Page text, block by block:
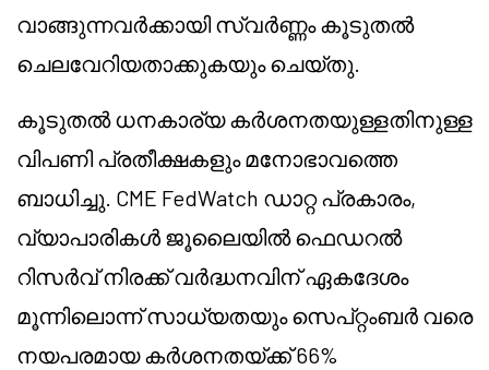
വാങ്ങുന്നവർക്കായി സ്വർണ്ണം കൂടുതൽ
ചെലവേറിയതാക്കുകയും ചെയ്തു.
കൂടുതൽ ധനകാര്യ കർശനതയുള്ളതിനുള്ള
വിപണി പ്രതീക്ഷകളും മനോഭാവത്തെ
ബാധിച്ചു. CME FedWatch ഡാറ്റ പ്രകാരം,
വ്യാപാരികൾ ജൂലൈയിൽ ഫെഡറൽ
റിസർവ് നിരക്ക് വർദ്ധനവിന് ഏകദേശം
മൂന്നിലൊന്ന് സാധ്യതയും സെപ്റ്റംബർ വരെ
നയപരമായ കർശനതയ്ക്ക് 66%